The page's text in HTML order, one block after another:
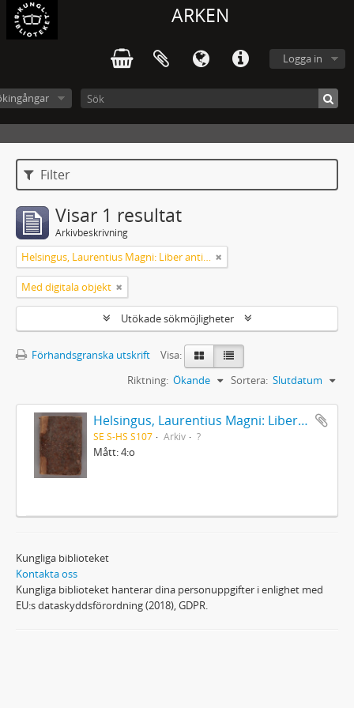
ARKEN
Logga in
Filter
Visar 1 resultat
Arkivbeskrivning
Helsingus, Laurentius Magni: Liber antiphonarius
Med digitala objekt
Utökade sökmöjligheter
Förhandsgranska utskrift
Visa:
Sortera: Slutdatum
Riktning: Ökande
Helsingus, Laurentius Magni: Liber antiphonarius
SE S-HS S107 Arkiv ?
Mått: 4:o
Kungliga biblioteket
Kontakta oss
Kungliga biblioteket hanterar dina personuppgifter i enlighet med
EU:s dataskyddsförordning (2018), GDPR.